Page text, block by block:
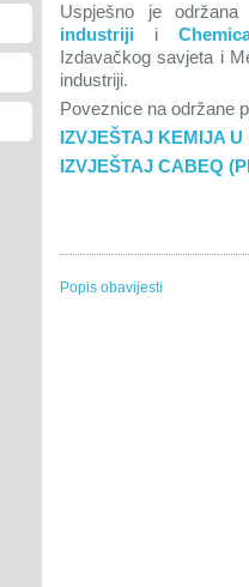
Uspješno je
industriji i
Izdavačkog savjeta i
industriji.
Poveznice na održane
IZVJEŠTAJ KEMIJA
IZVJEŠTAJ CABEQ
Popis obavijesti